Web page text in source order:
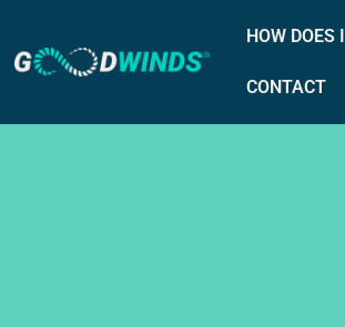
HOW DOES
CONTACT